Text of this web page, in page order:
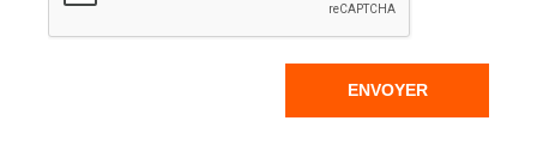
ENVOYER